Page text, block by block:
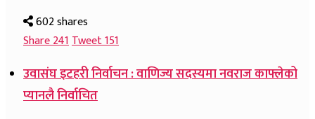
602 shares
Share241Tweet151
उवासंघ इटहरी निर्वाचन : वाणिज्य सदस्यमा नवराज काफ्लेको
प्यानलै निर्वाचित